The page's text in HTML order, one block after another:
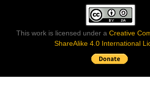
This work is licensed under a Creative
ShareAlike 4.0 International